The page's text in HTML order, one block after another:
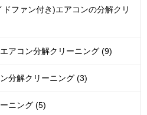
ファン付き)エアコンの分解クリ
アコン分解クリーニング (9)
分解クリーニング (3)
ニング (5)